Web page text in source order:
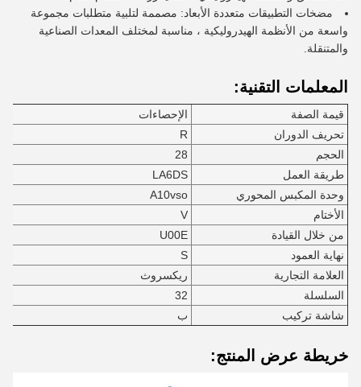
مضخات التطبيقات متعددة الأبعاد: مصممة لتلبية متطلبات مجموعة
واسعة من الأنظمة الهيدروليكية ، مناسبة لمختلف المعدات الصناعية
والمتنقلة.
المعلمات التقنية:
قيمة الصفة
الإحصاءات
تحريف الدوران
R
الحجم
28
طريقة العمل
LA6DS
وحدة المكبس المحوري
A10vso
الأختام
V
من خلال القيادة
U00E
نهاية العمود
S
العلامة التجارية
ريكسروث
السلسلة
32
شاشة تركيب
ب
خريطة عرض المنتج: